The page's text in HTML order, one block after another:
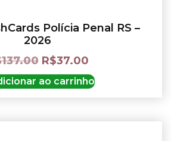
Polícia Penal RS –
2026
137.00 R$37.00
ao carrinho